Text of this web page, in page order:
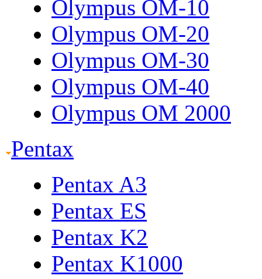
Olympus OM-10
Olympus OM-20
Olympus OM-30
Olympus OM-40
Olympus OM 2000
Pentax
Pentax A3
Pentax ES
Pentax K2
Pentax K1000